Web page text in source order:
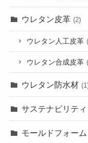
ウレタン皮革 (2)
ウレタン人工皮革
ウレタン合成皮革
ウレタン防水材
サステナビリティ
モールドフォーム